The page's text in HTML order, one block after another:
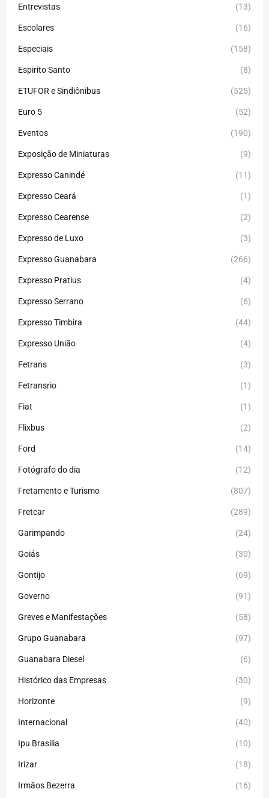
Entrevistas (13)
Escolares (16)
Especiais (158)
Espirito Santo (8)
ETUFOR e Sindiônibus (525)
Euro 5 (52)
Eventos (190)
Exposição de Miniaturas (9)
Expresso Canindé (11)
Expresso Ceará (1)
Expresso Cearense (2)
Expresso de Luxo (3)
Expresso Guanabara (266)
Expresso Pratius (4)
Expresso Serrano (6)
Expresso Timbira (44)
Expresso União (4)
Fetrans (3)
Fetransrio (1)
Fiat (1)
Flixbus (2)
Ford (14)
Fotógrafo do dia (12)
Fretamento e Turismo (807)
Fretcar (289)
Garimpando (24)
Goiás (30)
Gontijo (69)
Governo (91)
Greves e Manifestações (58)
Grupo Guanabara (97)
Guanabara Diesel (6)
Histórico das Empresas (30)
Horizonte (9)
Internacional (40)
Ipu Brasilia (10)
Irizar (18)
Irmãos Bezerra (16)